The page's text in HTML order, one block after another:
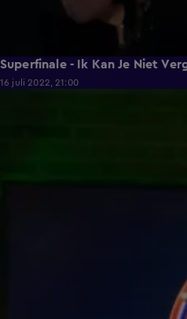
Superfinale - Ik Kan Je Niet
16 juli 2022, 21:00